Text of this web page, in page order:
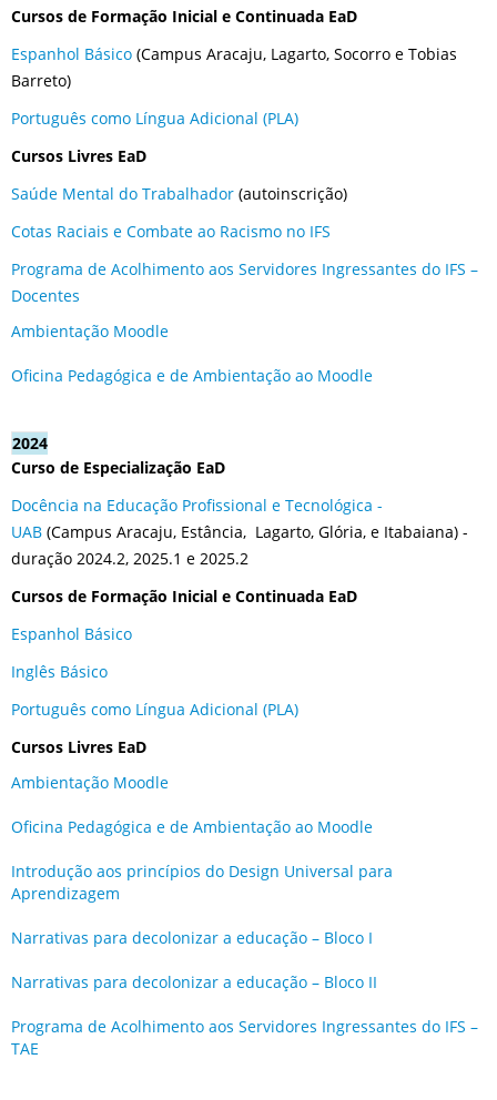
Cursos de Formação Inicial e Continuada EaD
Espanhol Básico (Campus Aracaju, Lagarto, Socorro e Tobias
Barreto)
Português como Língua Adicional (PLA)
Cursos Livres EaD
Saúde Mental do Trabalhador (autoinscrição)
Cotas Raciais e Combate ao Racismo no IFS
Programa de Acolhimento aos Servidores Ingressantes do IFS –
Docentes
Ambientação Moodle
Oficina Pedagógica e de Ambientação ao Moodle
2024
Curso de Especialização EaD
Docência na Educação Profissional e Tecnológica -
UAB (Campus Aracaju, Estância, Lagarto, Glória, e Itabaiana) -
duração 2024.2, 2025.1 e 2025.2
Cursos de Formação Inicial e Continuada EaD
Espanhol Básico
Inglês Básico
Português como Língua Adicional (PLA)
Cursos Livres EaD
Ambientação Moodle
Oficina Pedagógica e de Ambientação ao Moodle
Introdução aos princípios do Design Universal para
Aprendizagem
Narrativas para decolonizar a educação – Bloco I
Narrativas para decolonizar a educação – Bloco II
Programa de Acolhimento aos Servidores Ingressantes do IFS –
TAE